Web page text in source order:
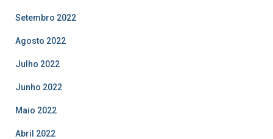
Setembro 2022
Agosto 2022
Julho 2022
Junho 2022
Maio 2022
Abril 2022